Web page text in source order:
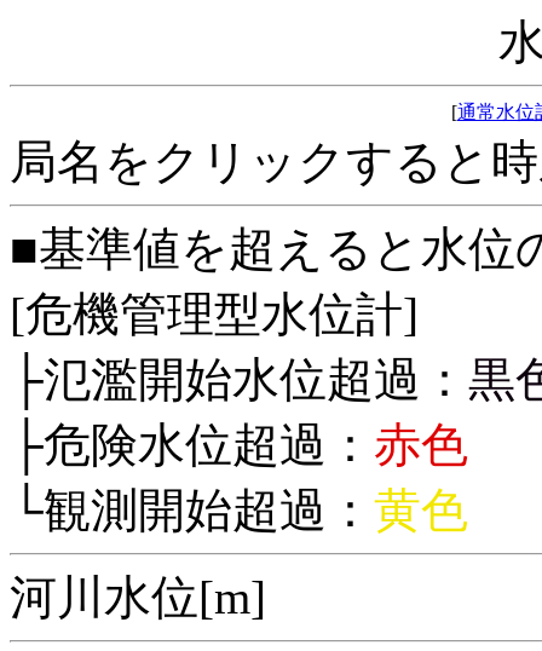
[通常水位
局名をクリックすると
■基準値を超えると水位
[危機管理型水位計]
├氾濫開始水位超過： 黒
├危険水位超過： 赤色
└観測開始超過： 黄色
河川水位[m]